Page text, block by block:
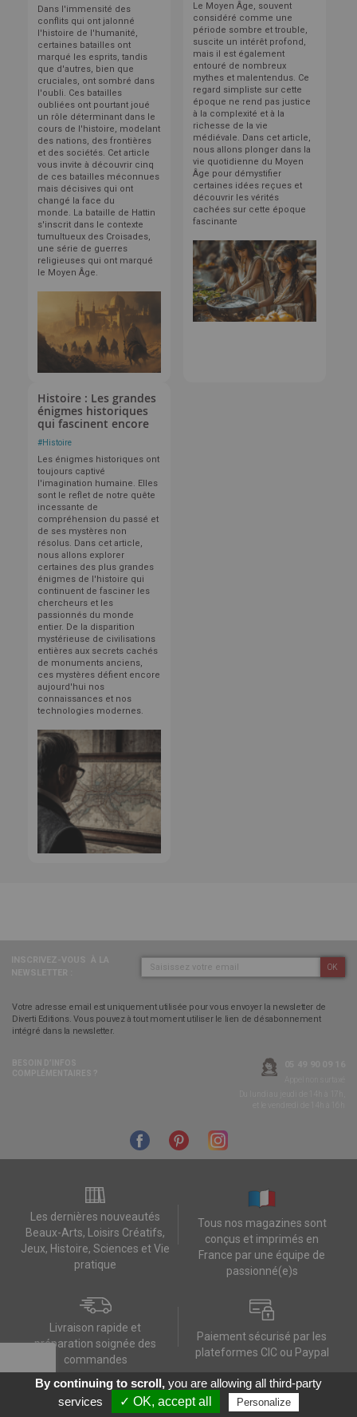
Dans l'immensité des
conflits qui ont jalonné
l'histoire de l'humanité,
certaines batailles ont
marqué les esprits, tandis
que d'autres, bien que
cruciales, ont sombré dans
l'oubli. Ces batailles
oubliées ont pourtant joué
un rôle déterminant dans le
cours de l'histoire, modelant
des nations, des frontières
et des sociétés. Cet article
vous invite à découvrir cinq
de ces batailles méconnues
mais décisives qui ont
changé la face du
monde. La bataille de Hattin
s'inscrit dans le contexte
tumultueux des Croisades,
une série de guerres
religieuses qui ont marqué
le Moyen Âge.
Le Moyen Âge, souvent
considéré comme une
période sombre et trouble,
suscite un intérêt profond,
mais il est également
entouré de nombreux
mythes et malentendus. Ce
regard simpliste sur cette
époque ne rend pas justice
à la complexité et à la
richesse de la vie
médiévale. Dans cet article,
nous allons plonger dans la
vie quotidienne du Moyen
Âge pour démystifier
certaines idées reçues et
découvrir les vérités
cachées sur cette époque
fascinante
Histoire : Les grandes
énigmes historiques
qui fascinent encore
#Histoire
Les énigmes historiques ont
toujours captivé
l'imagination humaine. Elles
sont le reflet de notre quête
incessante de
compréhension du passé et
de ses mystères non
résolus. Dans cet article,
nous allons explorer
certaines des plus grandes
énigmes de l'histoire qui
continuent de fasciner les
chercheurs et les
passionnés du monde
entier. De la disparition
mystérieuse de civilisations
entières aux secrets cachés
de monuments anciens,
ces mystères défient encore
aujourd'hui nos
connaissances et nos
technologies modernes.
OK
Votre adresse email est uniquement utilisée pour vous envoyer la newsletter de
Diverti Editions. Vous pouvez à tout moment utiliser le lien de désabonnement
intégré dans la newsletter.
Les dernières nouveautés
Beaux-Arts, Loisirs Créatifs,
Jeux, Histoire, Sciences et Vie
pratique
Tous nos magazines sont
conçus et imprimés en
France par une équipe de
passionné(e)s
Livraison rapide et
préparation soignée des
commandes
Paiement sécurisé par les
plateformes CIC ou Paypal
Contactez-nous Mes données RGPD FAQ CGV Contact
Données personnelles
Réalisation :
By continuing to scroll,you are allowing all third-party
services
✓ OK, accept all Personalize